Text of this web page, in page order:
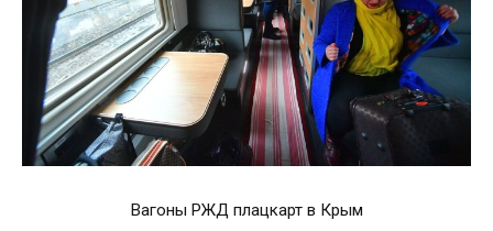
Вагоны РЖД плацкарт в Крым